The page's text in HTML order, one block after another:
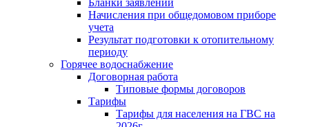
Бланки заявлений
Начисления при общедомовом приборе
учета
Результат подготовки к отопительному
периоду
Горячее водоснабжение
Договорная работа
Типовые формы договоров
Тарифы
Тарифы для населения на ГВС на